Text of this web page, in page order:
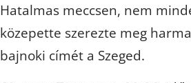
Hatalmas meccsen, nem
közepette szerezte meg
bajnoki címét a Szeged.